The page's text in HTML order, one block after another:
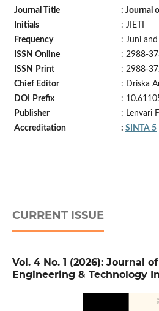
Journal Title
: Journal
Initials
: JIETI
Frequency
: Juni
ISSN Online
: 2988-
ISSN
Print
: 2988-
Chief Editor
: Driska
DOI
Prefix
:
Publisher
: Lenvari
Accreditation
: SINTA 5
CURRENT ISSUE
Vol. 4 No. 1 (2026): Journal
Engineering & Technology